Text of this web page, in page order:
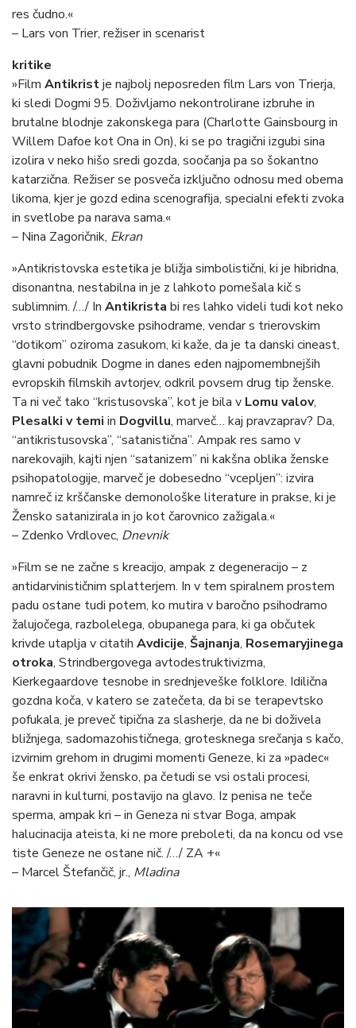
res čudno.«
– Lars von Trier, režiser in scenarist
kritike
»Film Antikristje najbolj neposreden film Lars von Trierja,
ki sledi Dogmi 95. Doživljamo nekontrolirane izbruhe in
brutalne blodnje zakonskega para (Charlotte Gainsbourg in
Willem Dafoe kot Ona in On), ki se po tragični izgubi sina
izolira v neko hišo sredi gozda, soočanja pa so šokantno
katarzična. Režiser se posveča izključno odnosu med obema
likoma, kjer je gozd edina scenografija, specialni efekti zvoka
in svetlobe pa narava sama.«
– Nina Zagoričnik, Ekran
»Antikristovska estetika je bližja simbolistični, ki je hibridna,
disonantna, nestabilna in je z lahkoto pomešala kič s
sublimnim. /…/ In Antikrista bi res lahko videli tudi kot neko
vrsto strindbergovske psihodrame, vendar s trierovskim
“dotikom” oziroma zasukom, ki kaže, da je ta danski cineast,
glavni pobudnik Dogme in danes eden najpomembnejših
evropskih filmskih avtorjev, odkril povsem drug tip ženske.
Ta ni več tako “kristusovska”, kot je bila v Lomu valov,
Plesalki v temi in Dogvillu, marveč… kaj pravzaprav? Da,
“antikristusovska”, “satanistična”. Ampak res samo v
narekovajih, kajti njen “satanizem” ni kakšna oblika ženske
psihopatologije, marveč je dobesedno “vcepljen”: izvira
namreč iz krščanske demonološke literature in prakse, ki je
Žensko satanizirala in jo kot čarovnico zažigala.«
– Zdenko Vrdlovec, Dnevnik
»Film se ne začne s kreacijo, ampak z degeneracijo – z
antidarvinističnim splatterjem. In v tem spiralnem prostem
padu ostane tudi potem, ko mutira v baročno psihodramo
žalujočega, razbolelega, obupanega para, ki ga občutek
krivde utaplja v citatih Avdicije, Šajnanja, Rosemaryjinega
otroka, Strindbergovega avtodestruktivizma,
Kierkegaardove tesnobe in srednjeveške folklore. Idilična
gozdna koča, v katero se zatečeta, da bi se terapevtsko
pofukala, je preveč tipična za slasherje, da ne bi doživela
bližnjega, sadomazohističnega, grotesknega srečanja s kačo,
izvirnim grehom in drugimi momenti Geneze, ki za »padec«
še enkrat okrivi žensko, pa četudi se vsi ostali procesi,
naravni in kulturni, postavijo na glavo. Iz penisa ne teče
sperma, ampak kri – in Geneza ni stvar Boga, ampak
halucinacija ateista, ki ne more preboleti, da na koncu od vse
tiste Geneze ne ostane nič. /…/ ZA +«
– Marcel Štefančič, jr., Mladina